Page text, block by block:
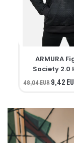
ARMURA
Society 2.0
48,04 EUR9,42